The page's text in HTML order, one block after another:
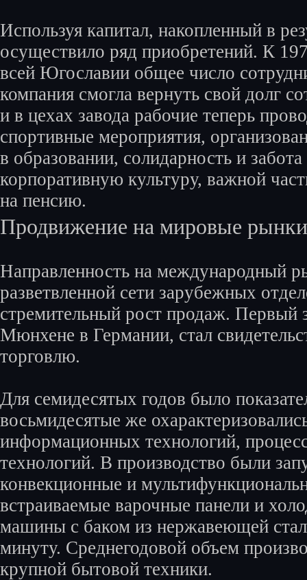
Используя капитал, накопленный в
осуществило ряд приобретений. К
всей Югославии общее число
компания смогла вернуть свой долг
и в цехах завода рабочие теперь
спортивные мероприятия,
в образовании, солидарность и
корпоративную культуру, важной
на пенсию.
Продвижение на мировые рынки
Направленность на международный
разветвленной сети зарубежных
стремительный рост продаж.
Мюнхене в Германии, стал
торговлю.
Для семидесятых годов было
восьмидесятые же
информационных технологий,
технологий. В производство были
конвекционные и
встраиваемые варочные панели и
машины с баком из нержавеющей
минуту. Среднегодовой объем
крупной бытовой техники.